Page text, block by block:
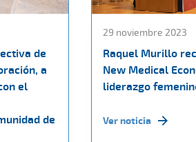
de
a
el
de
29 noviembre 2023
Raquel Murillo
New Medical
liderazgo
Ver noticia